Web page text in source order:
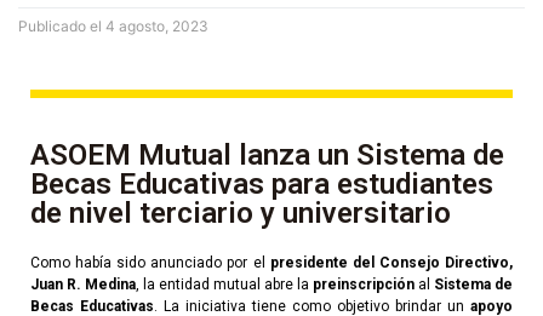
Publicado el 4 agosto, 2023
ASOEM Mutual lanza un Sistema de
Becas Educativas para estudiantes
de nivel terciario y universitario
Como había sido anunciado por el presidente del Consejo Directivo,
Juan R. Medina , la entidad mutual abre la preinscripción al Sistema de
Becas Educativas . La iniciativa tiene como objetivo brindar un apoyo